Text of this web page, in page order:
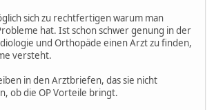
sich zu rechtfertigen warum man
hat. Ist schon schwer genung in der
und Orthopäde einen Arzt zu finden,
versteht.
in den Arztbriefen, das sie nicht
ob die OP Vorteile bringt.